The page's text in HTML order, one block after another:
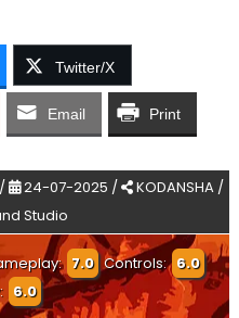
Twitter/X
Email Print
24-07-2025 /
KODANSHA /
Studio
7.0 Controls: 6.0
6.0